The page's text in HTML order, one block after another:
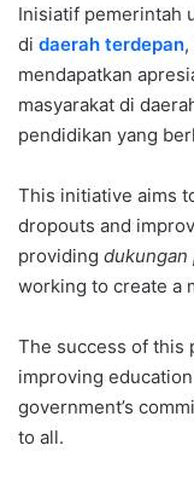
Inisiatif pemerintah
di daerah terdepan,
mendapatkan
masyarakat di
pendidikan yang
This initiative aims
dropouts and
providing dukungan
working to create a
The success of this
improving
government’s
to all.